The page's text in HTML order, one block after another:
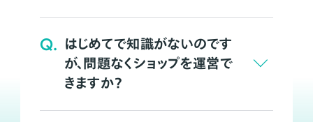
Q. はじめてで知識がないのです
が、問題なくショップを運営で
きますか？